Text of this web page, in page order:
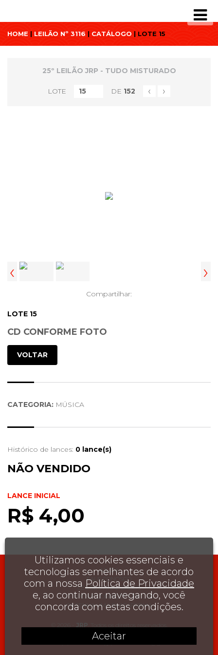
HOME | LEILÃO Nº 3116 | CATÁLOGO | LOTE 15
25º LEILÃO JRP - TUDO MISTURADO
LOTE DE 152 ‹ ›
‹ ›
Compartilhar:
LOTE 15
CD CONFORME FOTO
VOLTAR
CATEGORIA: MÚSICA
Histórico de lances: 0 lance(s)
NÃO VENDIDO
LANCE INICIAL
R$ 4,00
AJUDA
FALE CONOSCO
LEILÕES FINALIZADOS
TERMOS E CONDIÇÕES DE USO
OBTENHA UMA PLATAFORMA
, , , , , , CEP
Utilizamos cookies essenciais e
tecnologias semelhantes de acordo
com a nossa Política de Privacidade
e, ao continuar navegando, você
concorda com estas condições.
Aceitar